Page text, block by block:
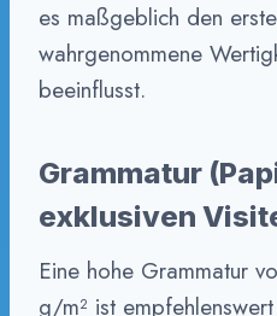
es maßgeblich den
wahrgenommene
beeinflusst.
Grammatur
exklusiven
Eine hohe Grammatur
g/m² ist